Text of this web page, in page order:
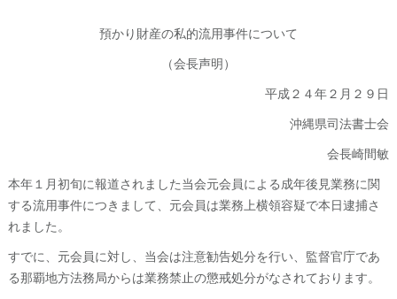
預かり財産の私的流用事件について
（会長声明）
平成２４年２月２９日
沖縄県司法書士会
会長崎間敏
本年１月初旬に報道されました当会元会員による成年後見業務に関
する流用事件につきまして、元会員は業務上横領容疑で本日逮捕さ
れました。
すでに、元会員に対し、当会は注意勧告処分を行い、監督官庁であ
る那覇地方法務局からは業務禁止の懲戒処分がなされております。